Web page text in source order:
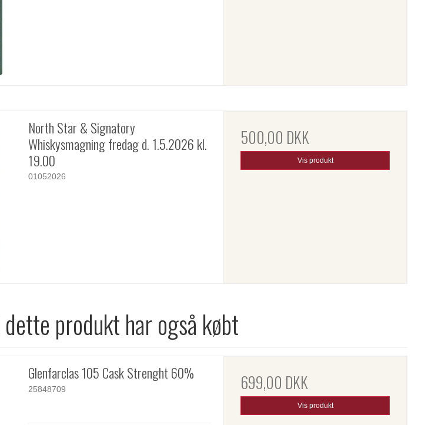
North Star & Signatory
Whiskysmagning fredag d. 1.5.2026 kl.
19.00
01052026
500,00 DKK
Vis produkt
produkt har også købt
Glenfarclas 105 Cask Strenght 60%
25848709 699,00 DKK
Vis produkt